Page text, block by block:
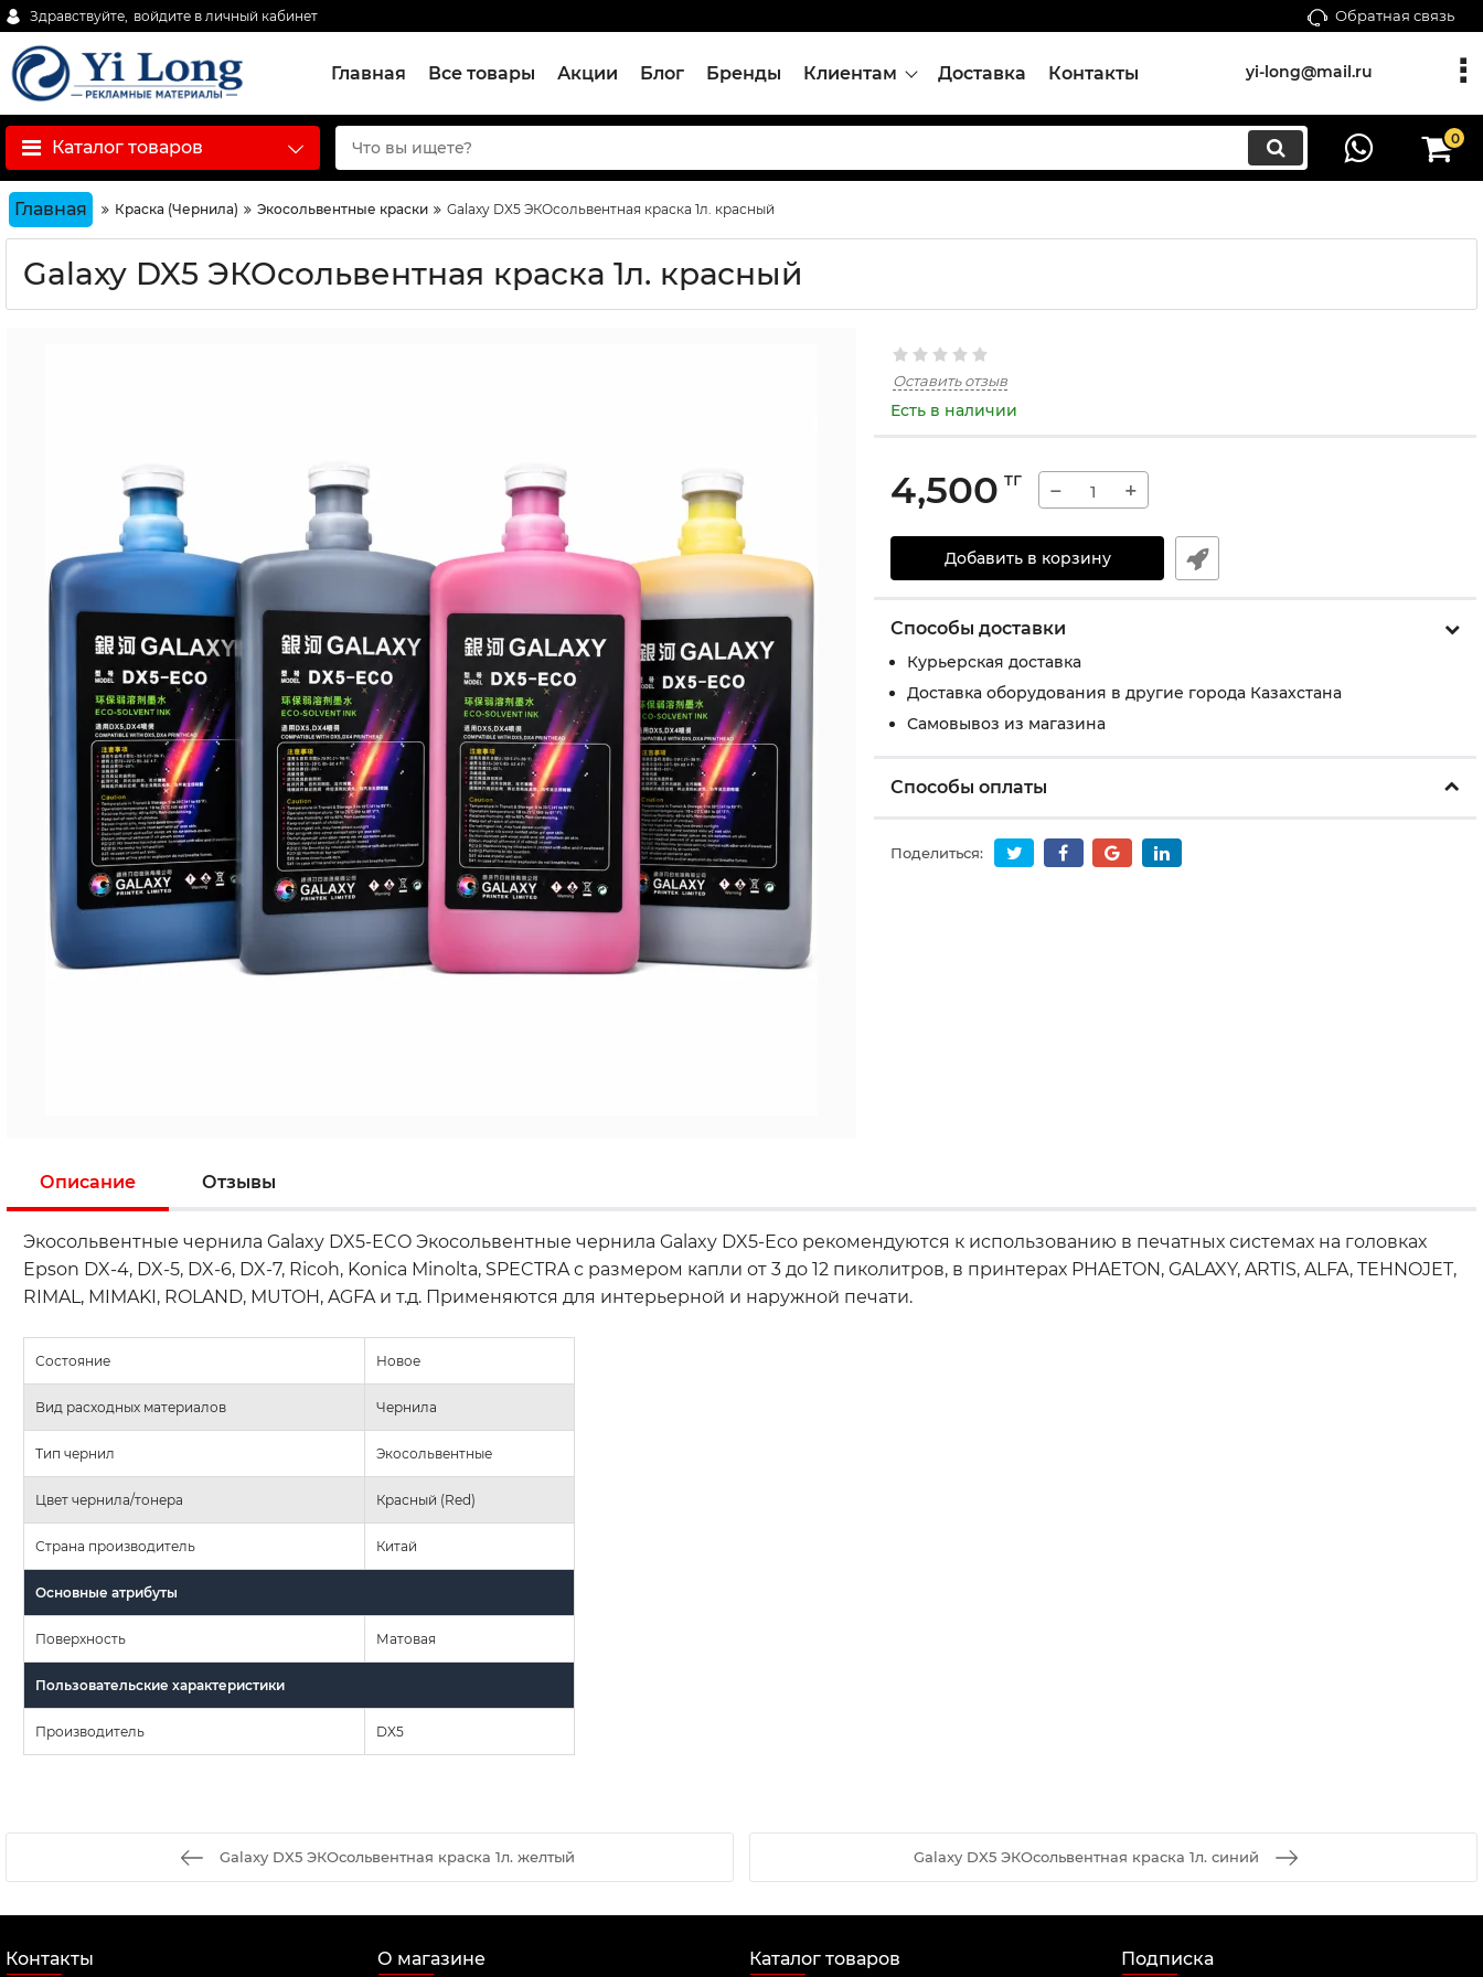
Здравствуйте, войдите в личный кабинет Обратная связь
Главная Все товары Акции Блог Бренды Клиентам Доставка Контакты yi-long@mail.ru
Каталог товаров 0
Главная Краска (Чернила) Экосольвентные краски Galaxy DX5 ЭКОсольвентная краска 1л. красный
Galaxy DX5 ЭКОсольвентная краска 1л. красный
Оставить отзыв
Есть в наличии
4,500 тг − +
Добавить в корзину
Способы доставки
Курьерская доставка
Доставка оборудования в другие города Казахстана
Самовывоз из магазина
Способы оплаты
Поделиться:
Описание Отзывы
Экосольвентные чернила Galaxy DX5-ECO Экосольвентные чернила Galaxy DX5-Eco рекомендуются к использованию в печатных системах на головках
Epson DX-4, DX-5, DX-6, DX-7, Ricoh, Konica Minolta, SPECTRA с размером капли от 3 до 12 пиколитров, в принтерах PHAETON, GALAXY, ARTIS, ALFA, TEHNOJET,
RIMAL, MIMAKI, ROLAND, MUTOH, AGFA и т.д. Применяются для интерьерной и наружной печати.
Состояние Новое
Вид расходных материалов Чернила
Тип чернил Экосольвентные
Цвет чернила/тонера Красный (Red)
Страна производитель Китай
Основные атрибуты
Поверхность Матовая
Пользовательские характеристики
Производитель DX5
Galaxy DX5 ЭКОсольвентная краска 1л. желтый Galaxy DX5 ЭКОсольвентная краска 1л. синий
Контакты О магазине Каталог товаров Подписка